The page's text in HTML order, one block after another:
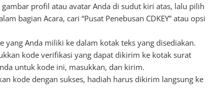
gambar profil atau avatar Anda di sudut kiri atas, lalu pilih
bagian Acara, cari “Pusat Penebusan CDKEY” atau opsi
yang Anda miliki ke dalam kotak teks yang disediakan.
kode verifikasi yang dapat dikirim ke kotak surat
untuk kode ini, masukkan, dan kirim.
kode dengan sukses, hadiah harus dikirim langsung ke